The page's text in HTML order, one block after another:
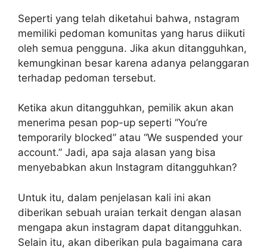
Seperti yang telah diketahui bahwa, nstagram
memiliki pedoman komunitas yang harus diikuti
oleh semua pengguna. Jika akun ditangguhkan,
kemungkinan besar karena adanya pelanggaran
terhadap pedoman tersebut.
Ketika akun ditangguhkan, pemilik akun akan
menerima pesan pop-up seperti “You’re
temporarily blocked” atau “We suspended your
account.” Jadi, apa saja alasan yang bisa
menyebabkan akun Instagram ditangguhkan?
Untuk itu, dalam penjelasan kali ini akan
diberikan sebuah uraian terkait dengan alasan
mengapa akun instagram dapat ditangguhkan.
Selain itu, akan diberikan pula bagaimana cara